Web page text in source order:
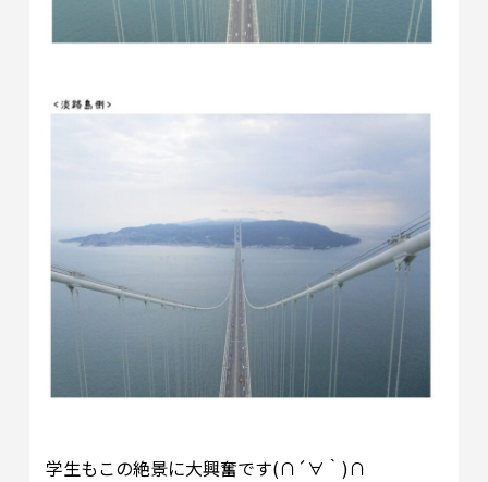
学生もこの絶景に大興奮です(∩´∀｀)∩